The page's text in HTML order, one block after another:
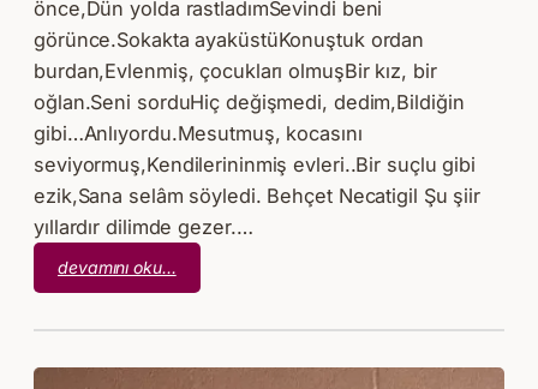
önce,Dün yolda rastladımSevindi beni
görünce.Sokakta ayaküstüKonuştuk ordan
burdan,Evlenmiş, çocukları olmuşBir kız, bir
oğlan.Seni sorduHiç değişmedi, dedim,Bildiğin
gibi…Anlıyordu.Mesutmuş, kocasını
seviyormuş,Kendilerininmiş evleri..Bir suçlu gibi
ezik,Sana selâm söyledi. Behçet Necatigil Şu şiir
yıllardır dilimde gezer.…
devamını oku…
Behçet
Gizli